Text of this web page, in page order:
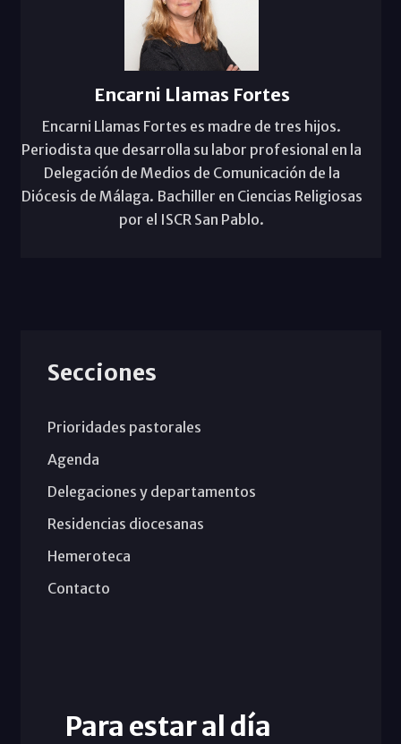
Encarni Llamas Fortes
Encarni Llamas Fortes es madre de tres hijos.
Periodista que desarrolla su labor profesional en la
Delegación de Medios de Comunicación de la
Diócesis de Málaga. Bachiller en Ciencias Religiosas
por el ISCR San Pablo.
Secciones
Prioridades pastorales
Agenda
Delegaciones y departamentos
Residencias diocesanas
Hemeroteca
Contacto
Para estar al día